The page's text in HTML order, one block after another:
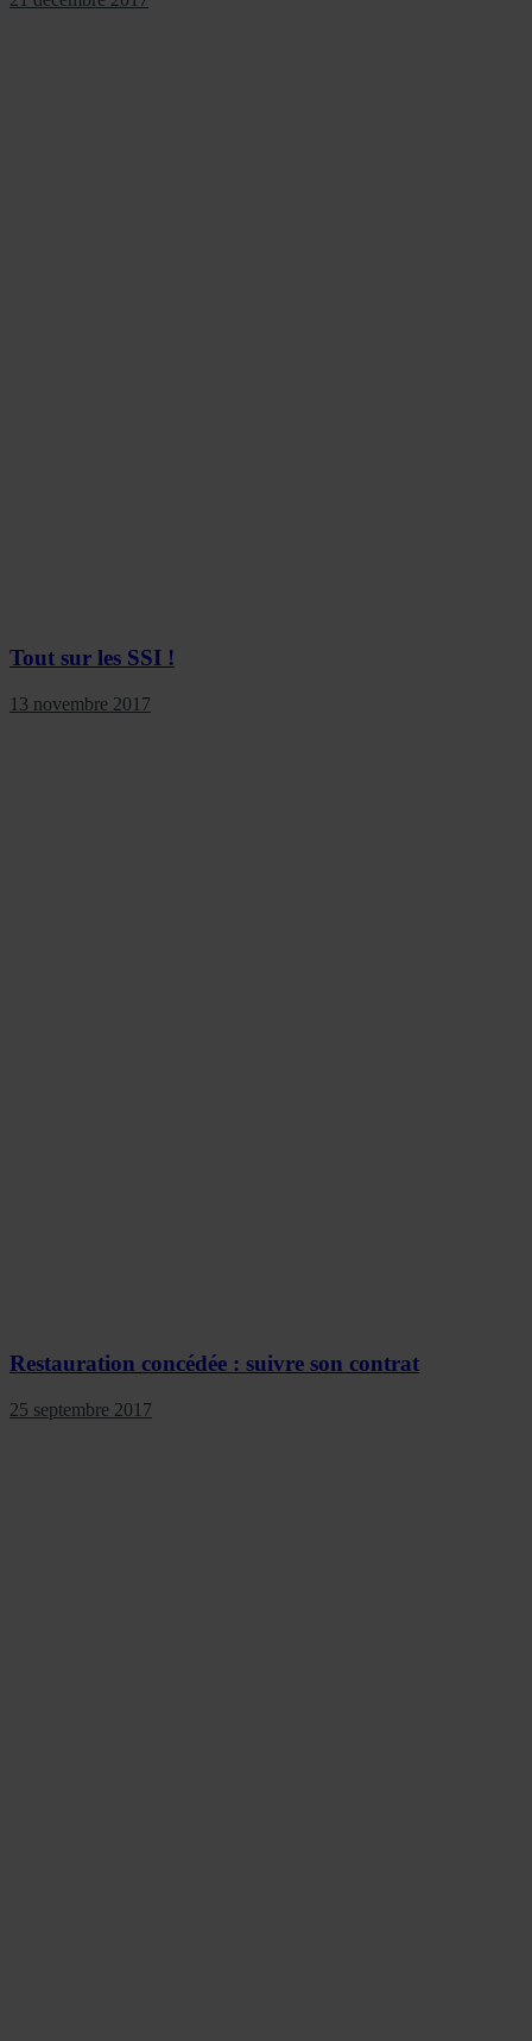
Tout sur les SSI !
13 novembre 2017
Restauration concédée : suivre son contrat
25 septembre 2017